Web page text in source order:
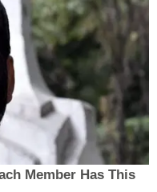
Member Has This